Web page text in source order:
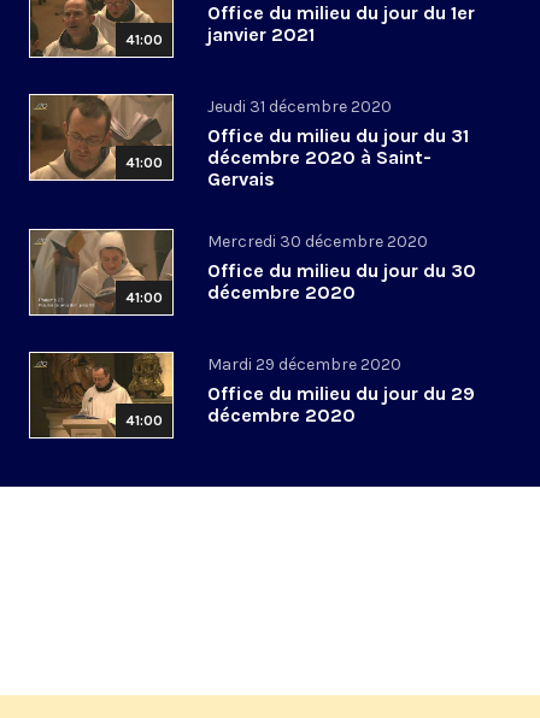
41:00
Office du milieu du jour du 1er
janvier 2021
41:00
Jeudi 31 décembre 2020
Office du milieu du jour du 31
décembre 2020 à Saint-
Gervais
41:00
Mercredi 30 décembre 2020
Office du milieu du jour du 30
décembre 2020
41:00
Mardi 29 décembre 2020
Office du milieu du jour du 29
décembre 2020